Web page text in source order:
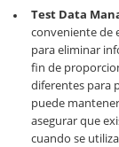
Test Data
conveniente de
para eliminar
fin de
diferentes para
puede
asegurar que
cuando se